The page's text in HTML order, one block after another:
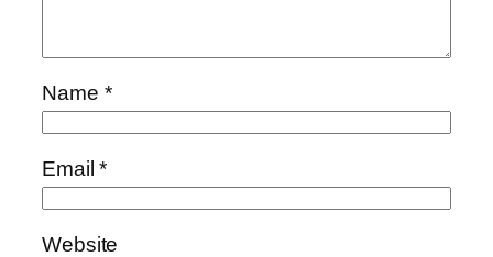
Name *
Email*
Website